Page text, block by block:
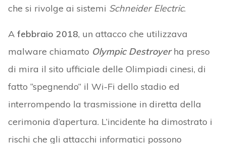
che si rivolge ai sistemi Schneider Electric.
A febbraio 2018, un attacco che utilizzava
malware chiamato Olympic Destroyerha preso
di mira il sito ufficiale delle Olimpiadi cinesi, di
fatto “spegnendo” il Wi-Fi dello stadio ed
interrompendo la trasmissione in diretta della
cerimonia d’apertura. L’incidente ha dimostrato i
rischi che gli attacchi informatici possono